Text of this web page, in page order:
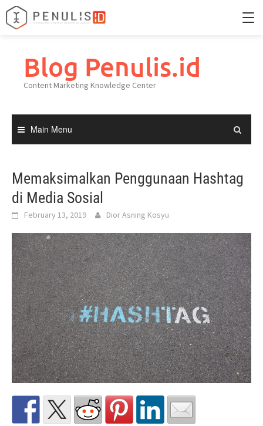
Home
Portfolio
Blog Penulis.id
Content Marketing Knowledge Center
Main Menu
Memaksimalkan Penggunaan Hashtag
di Media Sosial
February 13, 2019 Dior Asning Kosyu